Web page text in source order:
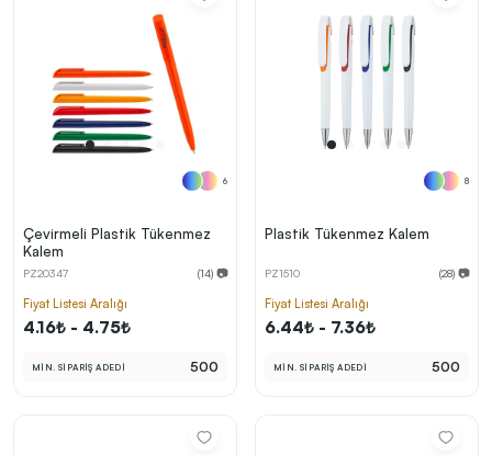
6
Çevirmeli Plastik Tükenmez
Kalem
PZ20347 (14) 📷
Fiyat Listesi Aralığı
4.16₺ - 4.75₺
MİN. SİPARİŞ ADEDİ 500
8
Plastik Tükenmez Kalem
PZ1510 (28) 📷
Fiyat Listesi Aralığı
6.44₺ - 7.36₺
MİN. SİPARİŞ ADEDİ 500